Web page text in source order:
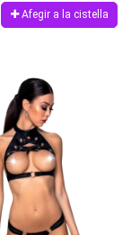
Afegir a la cistella